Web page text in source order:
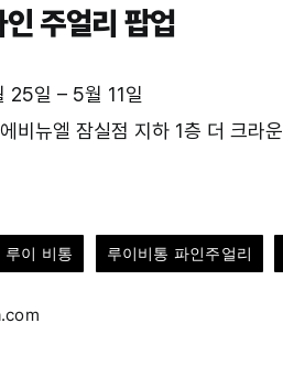
주얼리 팝업
25일 – 5월 11일
비뉴엘 잠실점 지하 1층 더 크라운
루이 비통 루이비통 파인주얼리